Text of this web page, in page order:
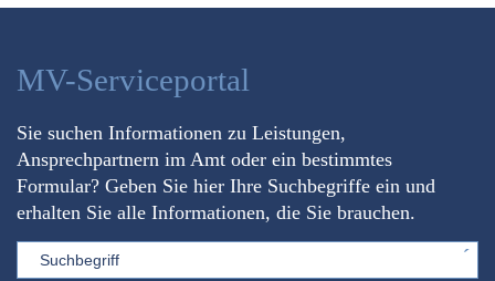
MV-Serviceportal
Sie suchen Informationen zu Leistungen,
Ansprechpartnern im Amt oder ein bestimmtes
Formular? Geben Sie hier Ihre Suchbegriffe ein und
erhalten Sie alle Informationen, die Sie brauchen.
Sword